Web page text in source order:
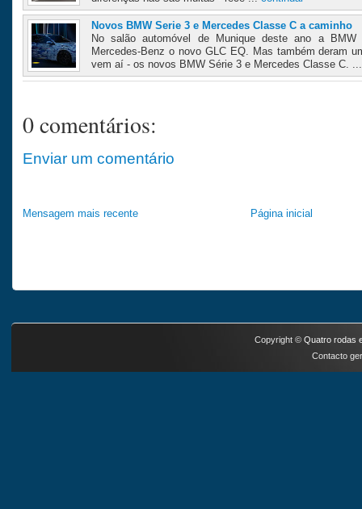
Novos BMW Serie 3 e Mercedes Classe C a caminho
No salão automóvel de Munique deste ano a
Mercedes-Benz o novo GLC EQ. Mas também deram
vem aí - os novos BMW Série 3 e Mercedes Classe C.
0 comentários:
Enviar um comentário
Mensagem mais recente Página inicial
Copyright © Quatro rodas
Contacto